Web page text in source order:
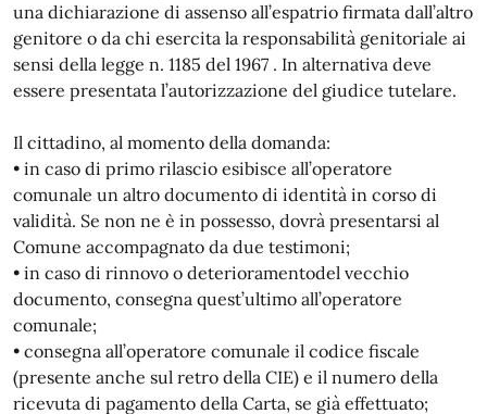
una dichiarazione di assenso all’espatrio firmata dall’altro
genitore o da chi esercita la responsabilità genitoriale ai
sensi della legge n. 1185 del 1967 . In alternativa deve
essere presentata l’autorizzazione del giudice tutelare.
Il cittadino, al momento della domanda:
• in caso di primo rilascio esibisce all’operatore
comunale un altro documento di identità in corso di
validità. Se non ne è in possesso, dovrà presentarsi al
Comune accompagnato da due testimoni;
• in caso di rinnovo o deterioramentodel vecchio
documento, consegna quest’ultimo all’operatore
comunale;
• consegna all’operatore comunale il codice fiscale
(presente anche sul retro della CIE) e il numero della
ricevuta di pagamento della Carta, se già effettuato;